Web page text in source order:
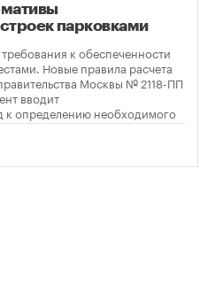
парковками
к обеспеченности
Новые правила расчета
Москвы № 2118-ПП
вводит
определению необходимого
от площади квартир и
для уже согласованных